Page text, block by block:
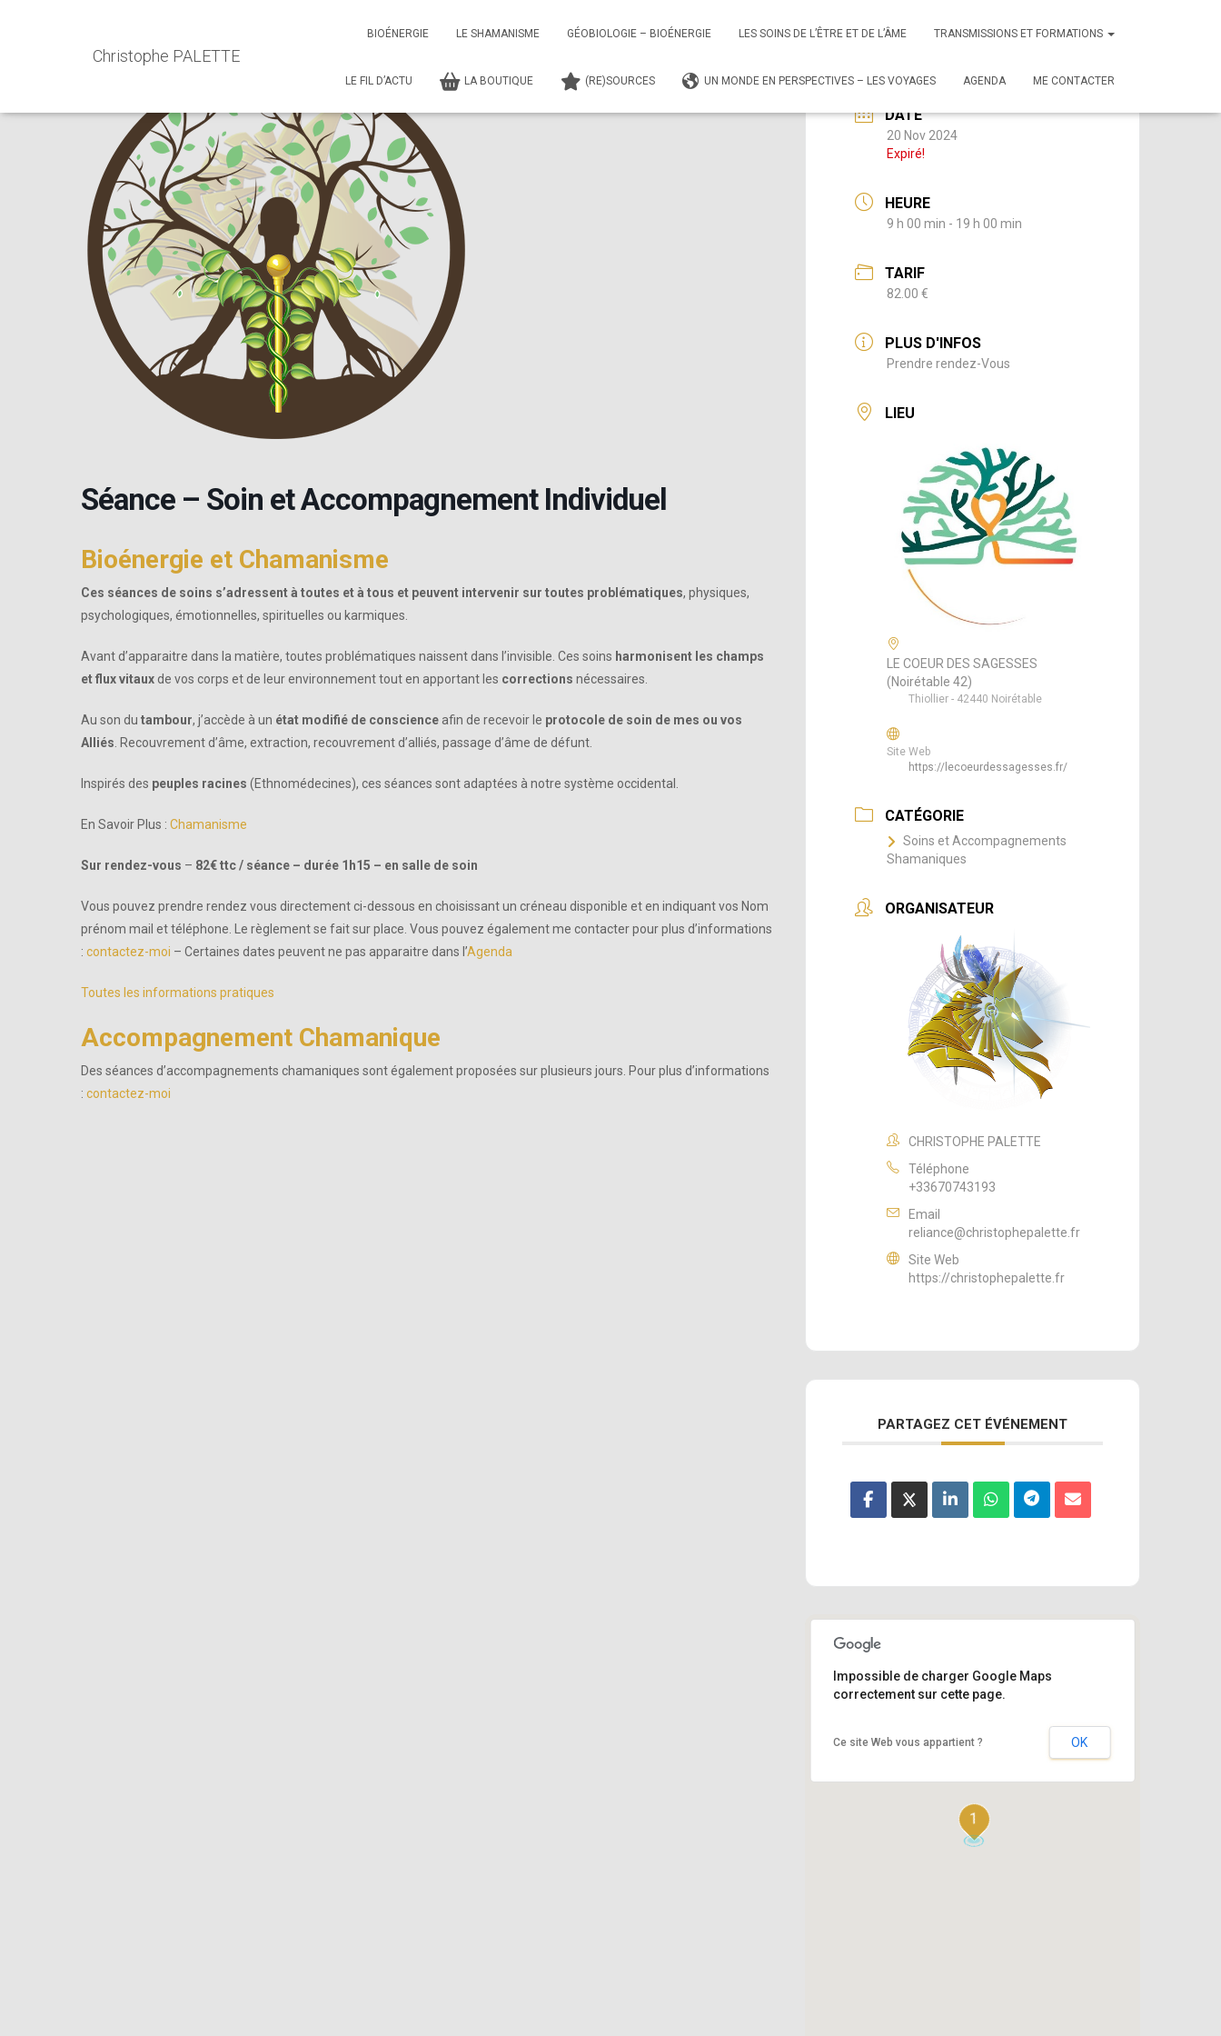
Christophe PALETTE
BIOÉNERGIE LE SHAMANISME GÉOBIOLOGIE – BIOÉNERGIE LES SOINS DE L’ÊTRE ET DE L’ÂME TRANSMISSIONS ET FORMATIONS
LE FIL D’ACTU LA BOUTIQUE (RE)SOURCES UN MONDE EN PERSPECTIVES – LES VOYAGES AGENDA ME CONTACTER
Séance – Soin et Accompagnement Individuel
Bioénergie et Chamanisme
Ces séances de soins s’adressent à toutes et à tous et peuvent intervenir sur toutes problématiques, physiques,
psychologiques, émotionnelles, spirituelles ou karmiques.
Avant d’apparaitre dans la matière, toutes problématiques naissent dans l’invisible. Ces soins harmonisent les champs
et flux vitaux de vos corps et de leur environnement tout en apportant les corrections nécessaires.
Au son du tambour, j’accède à un état modifié de conscience afin de recevoir le protocole de soin de mes ou vos
Alliés . Recouvrement d’âme, extraction, recouvrement d’alliés, passage d’âme de défunt.
Inspirés des peuples racines (Ethnomédecines), ces séances sont adaptées à notre système occidental.
En Savoir Plus : Chamanisme
Sur rendez-vous – 82€ ttc / séance – durée 1h15 – en salle de soin
Vous pouvez prendre rendez vous directement ci-dessous en choisissant un créneau disponible et en indiquant vos Nom
prénom mail et téléphone. Le règlement se fait sur place. Vous pouvez également me contacter pour plus d’informations
: contactez-moi – Certaines dates peuvent ne pas apparaitre dans l’Agenda
Toutes les informations pratiques
Accompagnement Chamanique
Des séances d’accompagnements chamaniques sont également proposées sur plusieurs jours. Pour plus d’informations
: contactez-moi
DATE
20 Nov 2024
Expiré!
HEURE
9 h 00 min - 19 h 00 min
TARIF
82.00 €
PLUS D'INFOS
Prendre rendez-Vous
LIEU
LE COEUR DES SAGESSES
(Noirétable 42)
Thiollier - 42440 Noirétable
Site Web
https://lecoeurdessagesses.fr/
CATÉGORIE
Soins et Accompagnements
Shamaniques
ORGANISATEUR
CHRISTOPHE PALETTE
Téléphone
+33670743193
Email
reliance@christophepalette.fr
Site Web
https://christophepalette.fr
PARTAGEZ CET ÉVÉNEMENT
1
Impossible de charger Google Maps
correctement sur cette page.
Ce site Web vous appartient ? OK